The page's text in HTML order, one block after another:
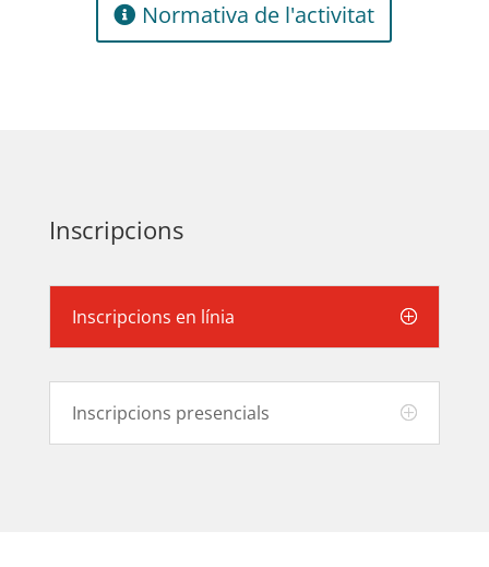
Normativa de l'activitat
Inscripcions
Inscripcions en línia
Inscripcions presencials